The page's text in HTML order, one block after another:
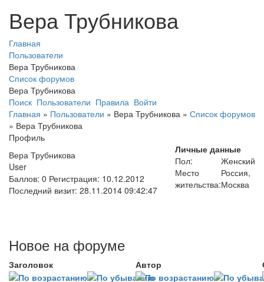
Вера Трубникова
Главная
Пользователи
Вера Трубникова
Список форумов
Вера Трубникова
Поиск Пользователи Правила Войти
Главная » Пользователи » Вера Трубникова » Список форумов
» Вера Трубникова
Профиль
Вера Трубникова
User
Баллов: 0 Регистрация: 10.12.2012
Последний визит: 28.11.2014 09:42:47
Личные данные
Пол:
Женский
Место
жительства:
Россия,
Москва
Новое на форуме
Заголовок Автор